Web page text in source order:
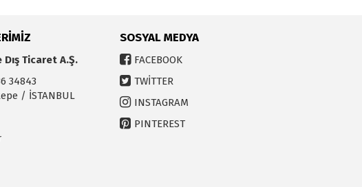
Ticaret A.Ş.
34843
/ İSTANBUL
SOSYAL MEDYA
FACEBOOK
TWİTTER
INSTAGRAM
PINTEREST